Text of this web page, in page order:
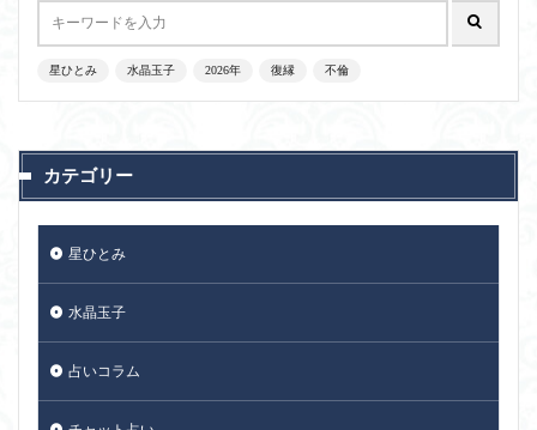
星ひとみ 水晶玉子 2026年 復縁 不倫
カテゴリー
星ひとみ
水晶玉子
占いコラム